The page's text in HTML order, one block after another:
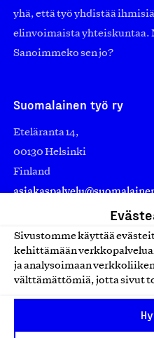
Sivustomme käyttää
kehittämään
ja analysoimaan
välttämättömiä, jotta sivut
yhä, että työ yhdistää
elinvoimaista yhteiskuntaa.
Sanoimmeko sen jo?
Suomalainen työ ry
Eteläranta 14,
00130 Helsinki
Finland
laskutus@suomalainentyo.fi
Avainlippu